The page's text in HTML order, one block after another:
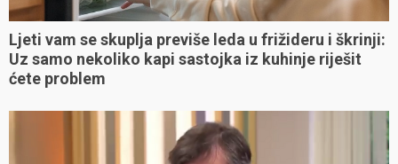
Ljeti vam se skuplja previše leda u frižideru i škrinji:
Uz samo nekoliko kapi sastojka iz kuhinje riješit
ćete problem